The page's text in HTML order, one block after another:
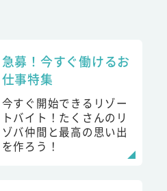
急募！今すぐ働けるお
仕事特集
今すぐ開始できるリゾー
トバイト！たくさんのリ
ゾバ仲間と最高の思い出
を作ろう！